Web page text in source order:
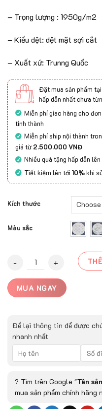
– Trọng lượng : 1950g/m2
– Kiểu dệt: dệt mặt sợi cắt
– Xuất xứ: Trunng Quốc
Đặt mua sản phẩm tại
hấp dẫn nhất chưa
Miễn phí giao hàng cho
tỉnh thành
Miễn phí ship nội thành
giá từ 2.500.000 VNĐ
Nhiều quà tặng hấp dẫn
Tiết kiệm lên tới10%khi
Kích thước
Màu sắc
Thảm tròn sunshine cao
MUA NGAY
Để lại thông tin để được
nhanh nhất
? Tìm trên Google "Tên
mua sản phẩm chính hãng